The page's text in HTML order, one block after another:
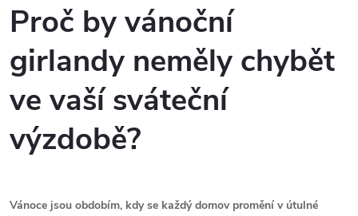
Proč by vánoční
girlandy neměly chybět
ve vaší sváteční
výzdobě?
Vánoce jsou obdobím, kdy se každý domov promění v útulné